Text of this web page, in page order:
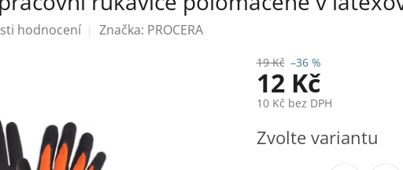
hodnocení Značka: PROCERA
19 Kč –36 %
12 Kč
10 Kč bez DPH
cena:
Zvolte variantu